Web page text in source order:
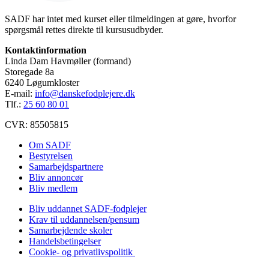
SADF har intet med kurset eller tilmeldingen at gøre, hvorfor
spørgsmål rettes direkte til kursusudbyder.
Kontaktinformation
Linda Dam Havmøller (formand)
Storegade 8a
6240 Løgumkloster
E-mail: info@danskefodplejere.dk
Tlf.: 25 60 80 01
CVR: 85505815
Om SADF
Bestyrelsen
Samarbejdspartnere
Bliv annoncør
Bliv medlem
Bliv uddannet SADF-fodplejer
Krav til uddannelsen/pensum
Samarbejdende skoler
Handelsbetingelser
Cookie- og privatlivspolitik